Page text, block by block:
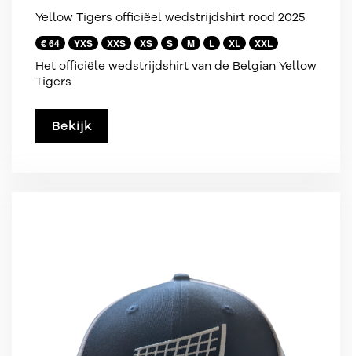
Yellow Tigers officiëel wedstrijdshirt rood 2025
€ 64 YXS XXS XS S M L XL XXL
Het officiële wedstrijdshirt van de Belgian Yellow
Tigers
Bekijk